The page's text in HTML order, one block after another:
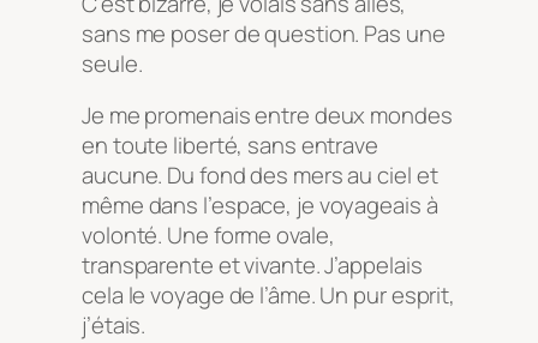
sans me poser de question. Pas une
seule.
Je me promenais entre deux mondes
en toute liberté, sans entrave
aucune. Du fond des mers au ciel et
même dans l’espace, je voyageais à
volonté. Une forme ovale,
transparente et vivante. J’appelais
cela le voyage de l’âme. Un pur esprit,
j’étais.